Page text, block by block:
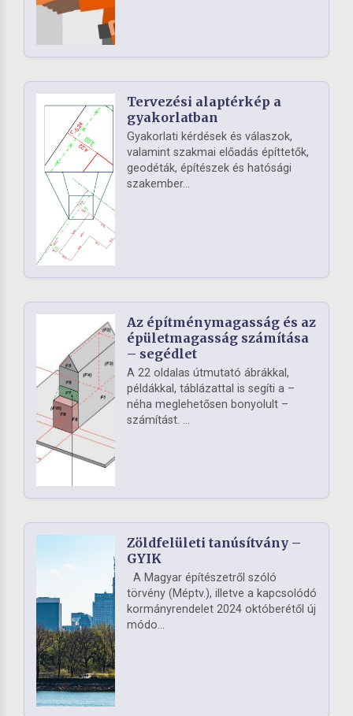
Tervezési alaptérkép a
gyakorlatban
Gyakorlati kérdések és válaszok,
valamint szakmai előadás építtetők,
geodéták, építészek és hatósági
szakember...
Az építménymagasság és az
épületmagasság számítása
– segédlet
A 22 oldalas útmutató ábrákkal,
példákkal, táblázattal is segíti a –
néha meglehetősen bonyolult –
számítást. ...
Zöldfelületi tanúsítvány –
GYIK
A Magyar építészetről szóló
törvény (Méptv.), illetve a kapcsolódó
kormányrendelet 2024 októberétől új
módo...